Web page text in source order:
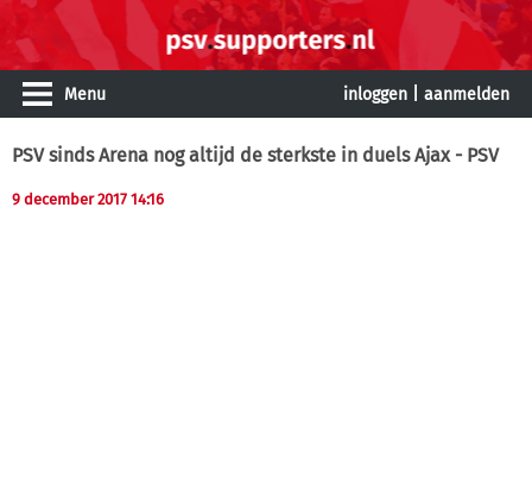
Menu inloggen aanmelden
PSV sinds Arena nog altijd de sterkste in duels Ajax - PSV
9 december 2017 14:16